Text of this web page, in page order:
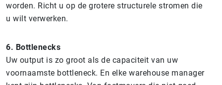
worden. Richt u op de grotere structurele stromen die
u wilt verwerken.
6. Bottlenecks
Uw output is zo groot als de capaciteit van uw
voornaamste bottleneck. En elke warehouse manager